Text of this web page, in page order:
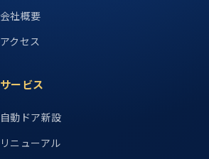
会社概要
アクセス
サービス
自動ドア新設
リニューアル